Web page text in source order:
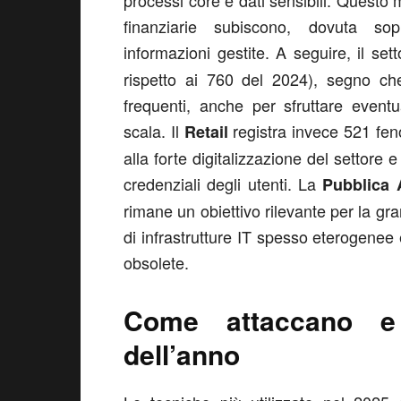
finanziarie subiscono, dovuta
informazioni gestite. A seguire, il
rispetto ai 760 del 2024), segno
frequenti, anche per sfruttare
scala. Il Retail registra invece 521
alla forte digitalizzazione del settore
credenziali degli utenti. La Pubblica
rimane un obiettivo rilevante per la
di infrastrutture IT spesso
obsolete.
Come attaccano
dell’anno